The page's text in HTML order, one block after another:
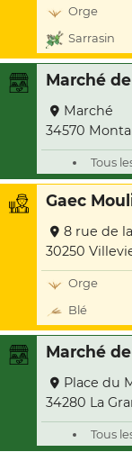
Orge
Sarrasin
Marché
Marché
34570
Tous
Gaec
8 rue de
30250
Orge
Blé
Marché
Place du
34280 La
Tous